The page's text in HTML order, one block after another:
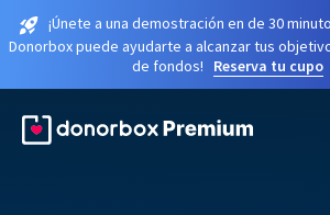
¡Únete a una demostración en de 30
Donorbox puede ayudarte a alcanzar tus
de fondos!
Reserva tu cupo